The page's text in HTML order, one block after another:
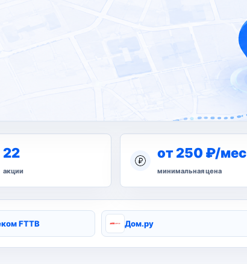
22
акции
от 250 ₽/мес
минимальная цена
FTTB Дом.ру